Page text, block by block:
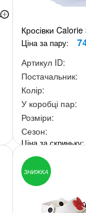
Кросівки
Ціна за пару:
Артикул ID:
Постачальник:
Колір:
У коробці пар:
Розміри:
Сезон:
Ціна за
ЗНИЖКА